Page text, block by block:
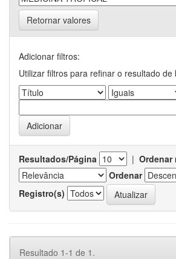
Retornar valores
Adicionar filtros:
Utilizar filtros para refinar o resultado de
Resultados/Página |
Ordenar
Registro(s)
Resultado 1-1 de 1.